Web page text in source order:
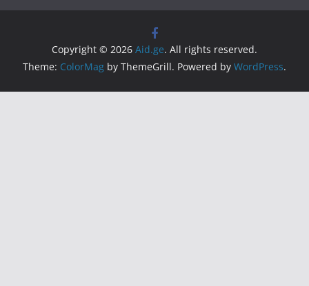
Copyright © 2026 Aid.ge. All rights reserved.
Theme: ColorMag by ThemeGrill. Powered by WordPress.